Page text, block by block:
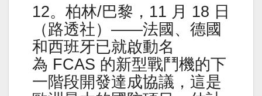
12。柏林/巴黎，11 月 18 日
（路透社）——法國、德國
和西班牙已就啟動名
為 FCAS 的新型戰鬥機的下
一階段開發達成協議，這是